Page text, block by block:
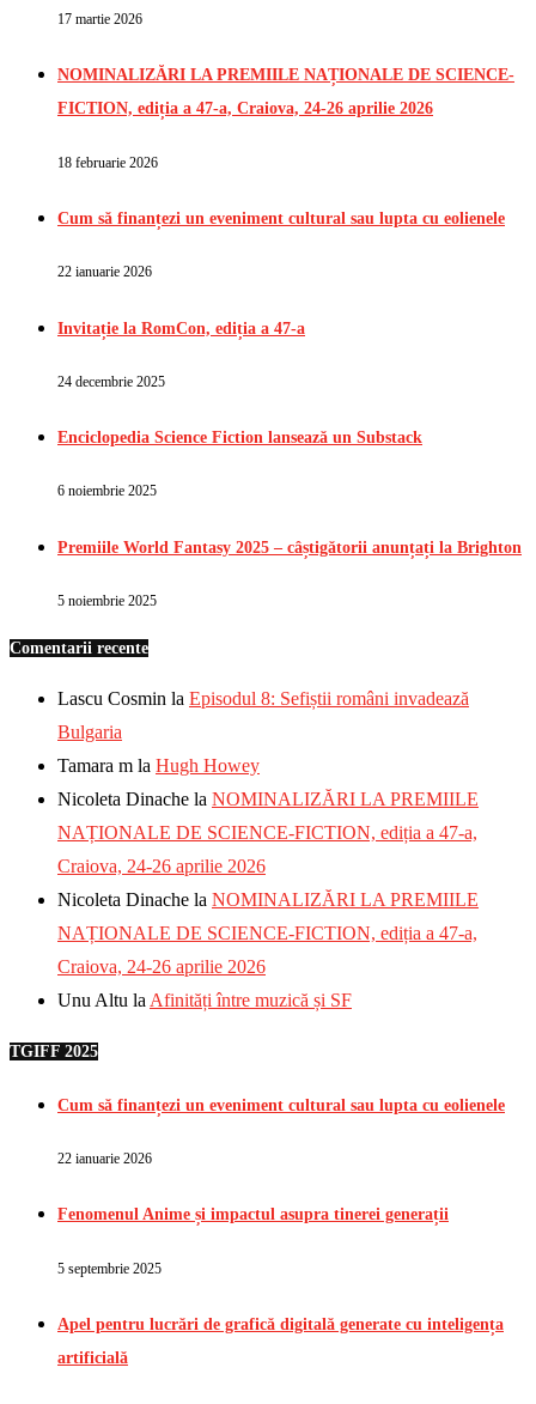
17 martie 2026
NOMINALIZĂRI LA PREMIILE NAȚIONALE DE SCIENCE-
FICTION, ediția a 47-a, Craiova, 24-26 aprilie 2026
18 februarie 2026
Cum să finanțezi un eveniment cultural sau lupta cu eolienele
22 ianuarie 2026
Invitație la RomCon, ediția a 47-a
24 decembrie 2025
Enciclopedia Science Fiction lansează un Substack
6 noiembrie 2025
Premiile World Fantasy 2025 – câștigătorii anunțați la Brighton
5 noiembrie 2025
Comentarii recente
Lascu Cosmin la Episodul 8: Sefiștii români invadează
Bulgaria
Tamara m la Hugh Howey
Nicoleta Dinache la NOMINALIZĂRI LA PREMIILE
NAȚIONALE DE SCIENCE-FICTION, ediția a 47-a,
Craiova, 24-26 aprilie 2026
Nicoleta Dinache la NOMINALIZĂRI LA PREMIILE
NAȚIONALE DE SCIENCE-FICTION, ediția a 47-a,
Craiova, 24-26 aprilie 2026
Unu Altu la Afinități între muzică și SF
TGIFF 2025
Cum să finanțezi un eveniment cultural sau lupta cu eolienele
22 ianuarie 2026
Fenomenul Anime și impactul asupra tinerei generații
5 septembrie 2025
Apel pentru lucrări de grafică digitală generate cu inteligența
artificială